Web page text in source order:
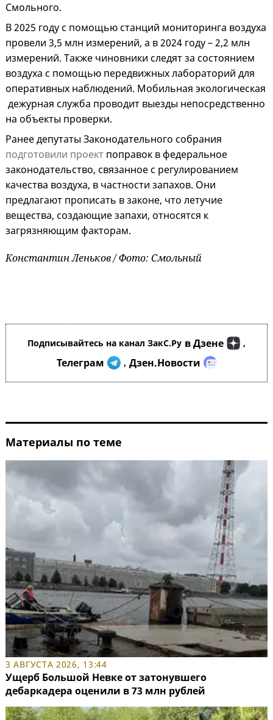
Смольного.
В 2025 году с помощью станций мониторинга воздуха
провели 3,5 млн измерений, а в 2024 году – 2,2 млн
измерений. Также чиновники следят за состоянием
воздуха с помощью передвижных лабораторий для
оперативных наблюдений. Мобильная экологическая
дежурная служба проводит выезды непосредственно
на объекты проверки.
Ранее депутаты Законодательного собрания
подготовили проект поправок в федеральное
законодательство, связанное с регулированием
качества воздуха, в частности запахов. Они
предлагают прописать в законе, что летучие
вещества, создающие запахи, относятся к
загрязняющим факторам.
Константин Леньков / Фото: Смольный
Подписывайтесь на канал ЗакС.Ру в Дзене ,
Телеграм , Дзен.Новости
Материалы по теме
3 АВГУСТА 2026, 13:44
Ущерб Большой Невке от затонувшего
дебаркадера оценили в 73 млн рублей